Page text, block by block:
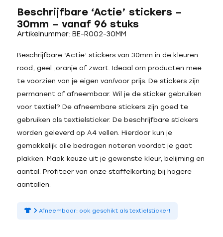
Beschrijfbare ‘Actie’ stickers –
30mm – vanaf 96 stuks
Artikelnummer: BE-R002-30MM
Beschrijfbare ‘Actie’ stickers van 30mm in de kleuren
rood, geel ,oranje of zwart. Ideaal om producten mee
te voorzien van je eigen van/voor prijs. De stickers zijn
permanent of afneembaar. Wil je de sticker gebruiken
voor textiel? De afneembare stickers zijn goed te
gebruiken als textielsticker. De beschrijfbare stickers
worden geleverd op A4 vellen. Hierdoor kun je
gemakkelijk alle bedragen noteren voordat je gaat
plakken. Maak keuze uit je gewenste kleur, belijming en
aantal. Profiteer van onze staffelkorting bij hogere
aantallen.
Afneembaar: ook geschikt als textielsticker!